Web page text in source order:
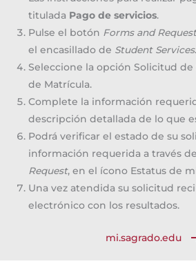
titulada Pago de servicios.
Pulse el botón Forms and
el encasillado de Student Services.
Seleccione la opción Solicitud de
de Matrícula.
Complete la información
descripción detallada de lo que
Podrá verificar el estado de su
información requerida a través
Request, en el ícono Estatus de
Una vez atendida su solicitud
electrónico con los resultados.
mi.sagrado.edu